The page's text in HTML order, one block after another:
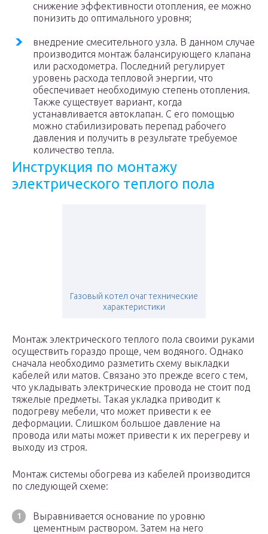
снижение эффективности отопления, ее можно
понизить до оптимального уровня;
внедрение смесительного узла. В данном случае
производится монтаж балансирующего клапана
или расходометра. Последний регулирует
уровень расхода тепловой энергии, что
обеспечивает необходимую степень отопления.
Также существует вариант, когда
устанавливается автоклапан. С его помощью
можно стабилизировать перепад рабочего
давления и получить в результате требуемое
количество тепла.
Инструкция по монтажу
электрического теплого пола
Газовый котел очаг технические
характеристики
Монтаж электрического теплого пола своими руками
осуществить гораздо проще, чем водяного. Однако
сначала необходимо разметить схему выкладки
кабелей или матов. Связано это прежде всего с тем,
что укладывать электрические провода не стоит под
тяжелые предметы. Такая укладка приводит к
подогреву мебели, что может привести к ее
деформации. Слишком большое давление на
провода или маты может привести к их перегреву и
выходу из строя.
Монтаж системы обогрева из кабелей производится
по следующей схеме:
Выравнивается основание по уровню
цементным раствором. Затем на него